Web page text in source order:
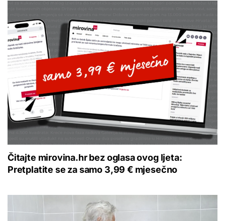
Čitajte mirovina.hr bez oglasa ovog ljeta:
Pretplatite se za samo 3,99 € mjesečno